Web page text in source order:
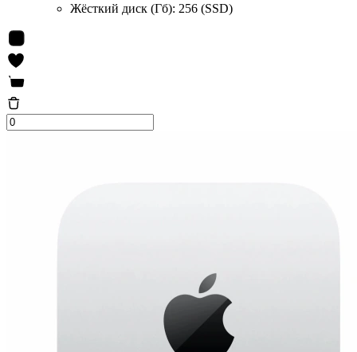
Жёсткий диск (Гб): 256 (SSD)